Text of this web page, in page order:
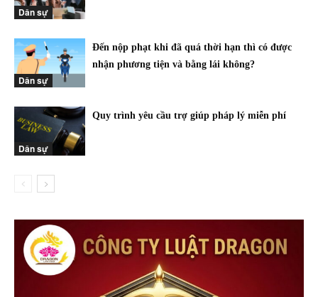
Dân sự
Dân sự
Đến nộp phạt khi đã quá thời hạn thì có được
nhận phương tiện và bằng lái không?
Dân sự
Quy trình yêu cầu trợ giúp pháp lý miễn phí